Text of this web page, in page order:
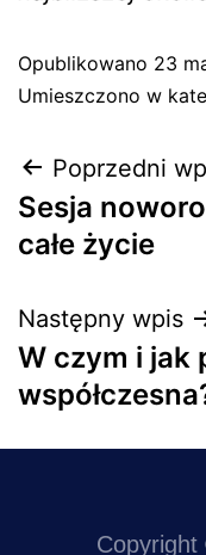
Opublikowano 23
Umieszczono w
Poprzedni
Sesja
całe życie
Następny wpis
W czym i jak
Copyright